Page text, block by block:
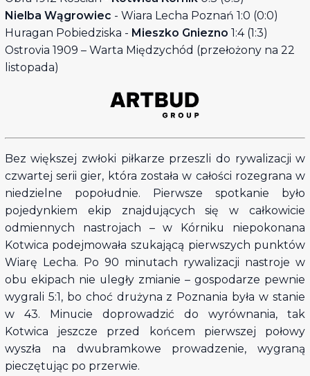
Nielba Wągrowiec - Wiara Lecha Poznań 1:0 (0:0)
Huragan Pobiedziska - Mieszko Gniezno 1:4 (1:3)
Ostrovia 1909 – Warta Międzychód (przełożony na 22
listopada)
Bez większej zwłoki piłkarze przeszli do rywalizacji w
czwartej serii gier, która została w całości rozegrana w
niedzielne popołudnie. Pierwsze spotkanie było
pojedynkiem ekip znajdujących się w całkowicie
odmiennych nastrojach – w Kórniku niepokonana
Kotwica podejmowała szukającą pierwszych punktów
Wiarę Lecha. Po 90 minutach rywalizacji nastroje w
obu ekipach nie uległy zmianie – gospodarze pewnie
wygrali 5:1, bo choć drużyna z Poznania była w stanie
w 43. Minucie doprowadzić do wyrównania, tak
Kotwica jeszcze przed końcem pierwszej połowy
wyszła na dwubramkowe prowadzenie, wygraną
pieczętując po przerwie.